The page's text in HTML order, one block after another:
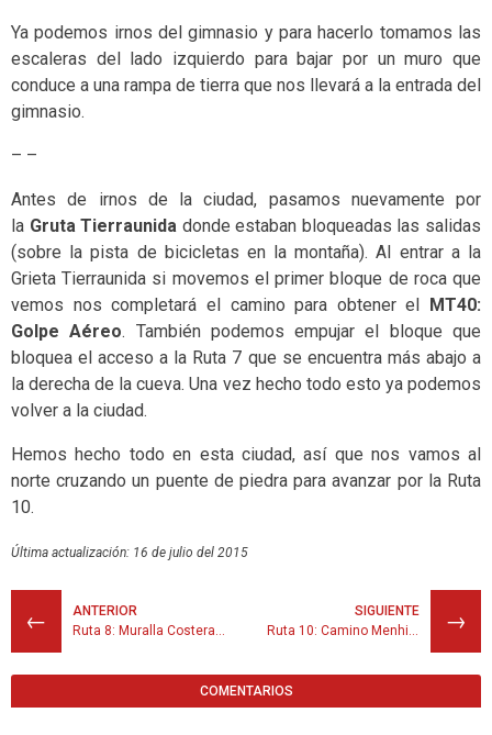
Ya podemos irnos del gimnasio y para hacerlo tomamos las
escaleras del lado izquierdo para bajar por un muro que
conduce a una rampa de tierra que nos llevará a la entrada del
gimnasio.
– –
Antes de irnos de la ciudad, pasamos nuevamente por
la Gruta Tierraunida donde estaban bloqueadas las salidas
(sobre la pista de bicicletas en la montaña). Al entrar a la
Grieta Tierraunida si movemos el primer bloque de roca que
vemos nos completará el camino para obtener el MT40:
Golpe Aéreo. También podemos empujar el bloque que
bloquea el acceso a la Ruta 7 que se encuentra más abajo a
la derecha de la cueva. Una vez hecho todo esto ya podemos
volver a la ciudad.
Hemos hecho todo en esta ciudad, así que nos vamos al
norte cruzando un puente de piedra para avanzar por la Ruta
10.
Última actualización: 16 de julio del 2015
←
ANTERIOR
Ruta 8: Muralla Costera: Parte 2
→
SIGUIENTE
Ruta 10: Camino Menhires
COMENTARIOS